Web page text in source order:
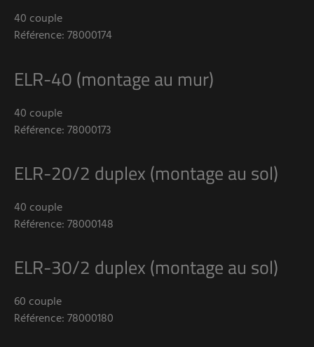
40 couple
Référence: 78000174
ELR-40 (montage au mur)
40 couple
Référence: 78000173
ELR-20/2 duplex (montage au sol)
40 couple
Référence: 78000148
ELR-30/2 duplex (montage au sol)
60 couple
Référence: 78000180